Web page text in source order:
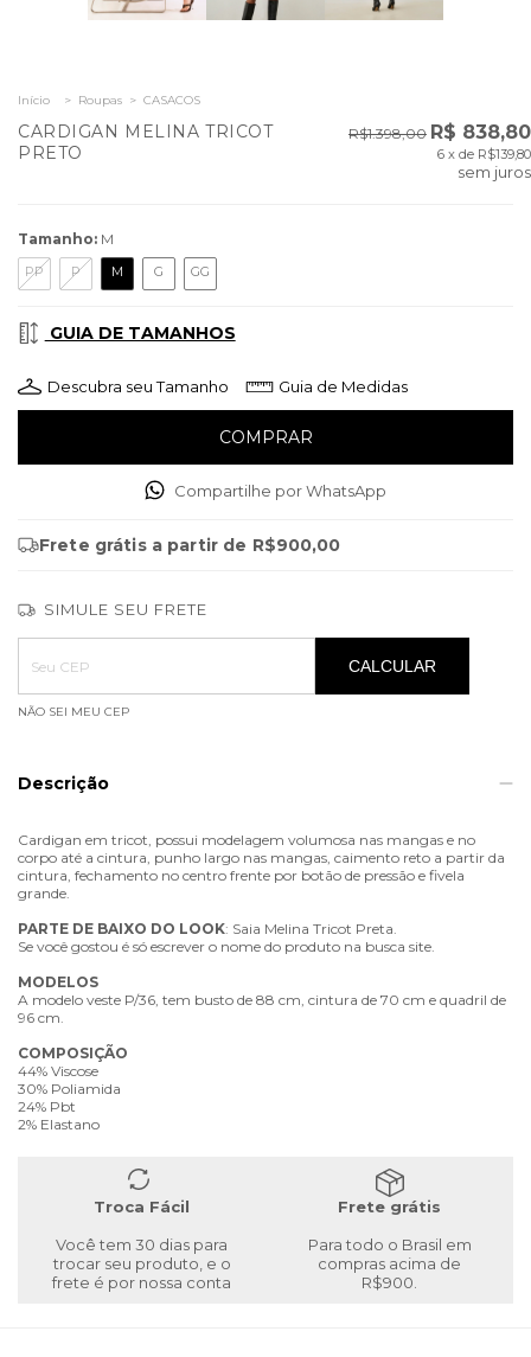
Início > Roupas > CASACOS
CARDIGAN MELINA TRICOT
PRETO
R$1.398,00 R$ 838,80
6 x de R$139,80
sem juros
Tamanho: M
PP P M G GG
GUIA DE TAMANHOS
Descubra seu Tamanho Guia de Medidas
Compartilhe por WhatsApp
Frete grátis a partir de R$900,00
SIMULE SEU FRETE
Entregas para o CEP:
ALTERAR CEP
CALCULAR
NÃO SEI MEU CEP
Descrição
Cardigan em tricot, possui modelagem volumosa nas mangas e no
corpo até a cintura, punho largo nas mangas, caimento reto a partir da
cintura, fechamento no centro frente por botão de pressão e fivela
grande.
PARTE DE BAIXO DO LOOK: Saia Melina Tricot Preta.
Se você gostou é só escrever o nome do produto na busca site.
MODELOS
A modelo veste P/36, tem busto de 88 cm, cintura de 70 cm e quadril de
96 cm.
COMPOSIÇÃO
44% Viscose
30% Poliamida
24% Pbt
2% Elastano
Troca Fácil
Você tem 30 dias para
trocar seu produto, e o
frete é por nossa conta
Frete grátis
Para todo o Brasil em
compras acima de
R$900.